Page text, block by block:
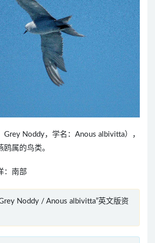
Grey Noddy，学名：Anous albivitta），
属的鸟类。
：南部
Noddy / Anous albivitta”英文版资